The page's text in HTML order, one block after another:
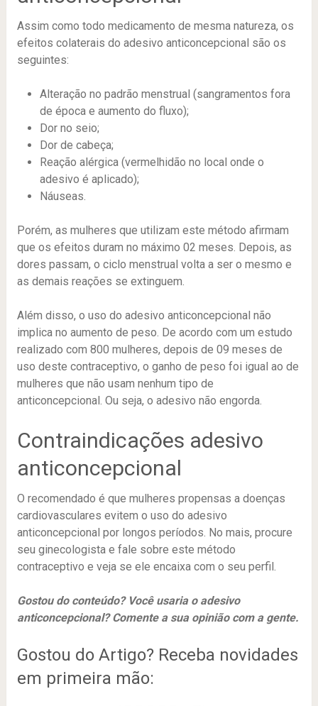
Assim como todo medicamento de mesma natureza, os
efeitos colaterais do adesivo anticoncepcional são os
seguintes:
Alteração no padrão menstrual (sangramentos fora
de época e aumento do fluxo);
Dor no seio;
Dor de cabeça;
Reação alérgica (vermelhidão no local onde o
adesivo é aplicado);
Náuseas.
Porém, as mulheres que utilizam este método afirmam
que os efeitos duram no máximo 02 meses. Depois, as
dores passam, o ciclo menstrual volta a ser o mesmo e
as demais reações se extinguem.
Além disso, o uso do adesivo anticoncepcional não
implica no aumento de peso. De acordo com um estudo
realizado com 800 mulheres, depois de 09 meses de
uso deste contraceptivo, o ganho de peso foi igual ao de
mulheres que não usam nenhum tipo de
anticoncepcional. Ou seja, o adesivo não engorda.
Contraindicações adesivo
anticoncepcional
O recomendado é que mulheres propensas a doenças
cardiovasculares evitem o uso do adesivo
anticoncepcional por longos períodos. No mais, procure
seu ginecologista e fale sobre este método
contraceptivo e veja se ele encaixa com o seu perfil.
Gostou do conteúdo? Você usaria o adesivo
anticoncepcional? Comente a sua opinião com a gente.
Gostou do Artigo? Receba novidades
em primeira mão: